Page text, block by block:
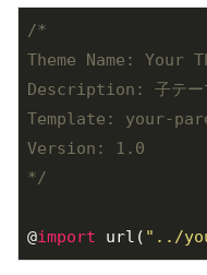
/*
Theme Name: Your
Description: 子テー
Template: your-
Version: 1.0
*/
@import url( "../